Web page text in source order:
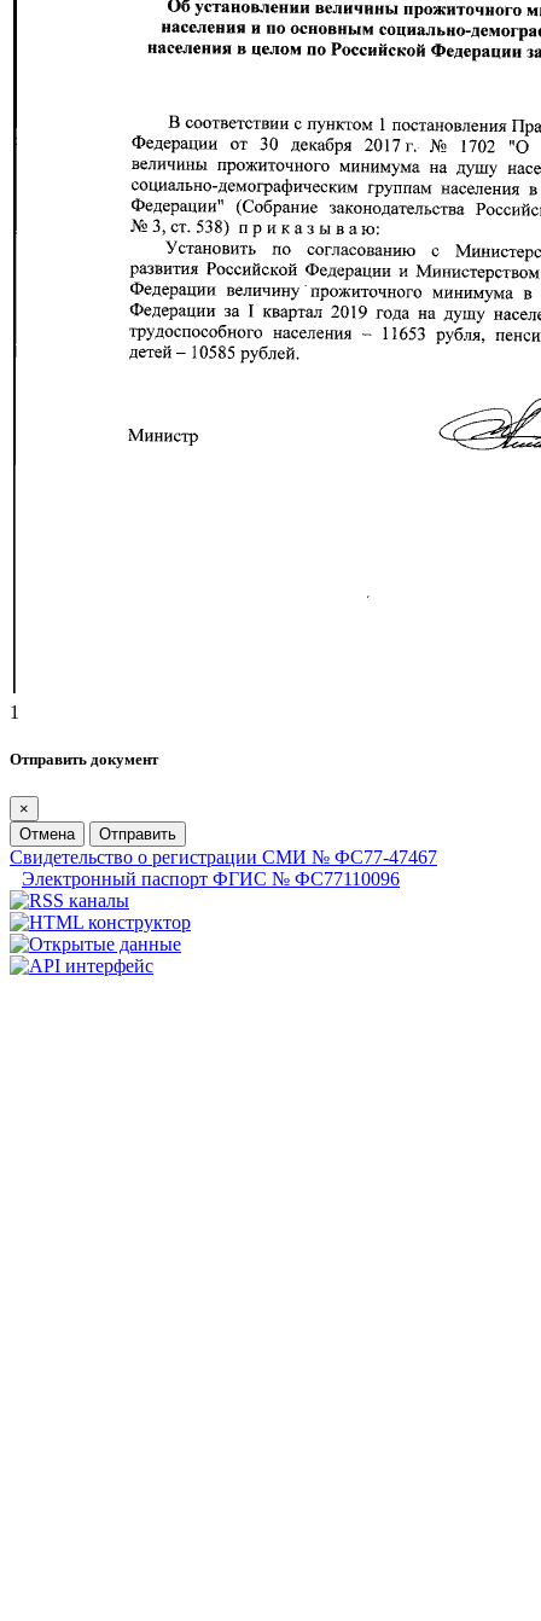
1
Отправить документ
×
Отмена
Отправить
Свидетельство о регистрации СМИ № ФС77-47467
Электронный паспорт ФГИС № ФС77110096